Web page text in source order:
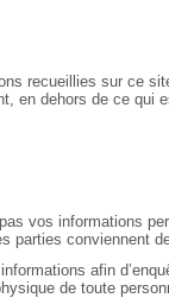
recueillies sur ce
en dehors de ce qui
vos informations
parties conviennent
afin
de toute